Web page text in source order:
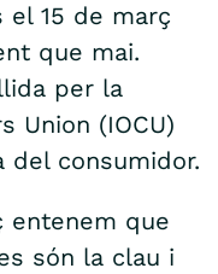
el 15 de març
que mai.
per la
Union (IOCU)
del consumidor.
entenem que
són la clau i